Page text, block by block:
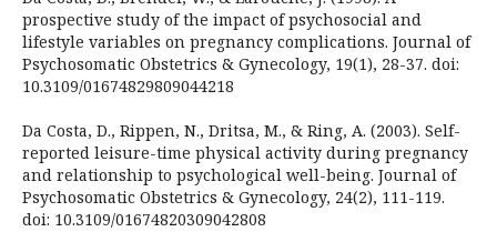
prospective study of the impact of psychosocial and
lifestyle variables on pregnancy complications. Journal of
Psychosomatic Obstetrics & Gynecology, 19(1), 28-37. doi:
10.3109/01674829809044218
Da Costa, D., Rippen, N., Dritsa, M., & Ring, A. (2003). Self-
reported leisure-time physical activity during pregnancy
and relationship to psychological well-being. Journal of
Psychosomatic Obstetrics & Gynecology, 24(2), 111-119.
doi: 10.3109/01674820309042808